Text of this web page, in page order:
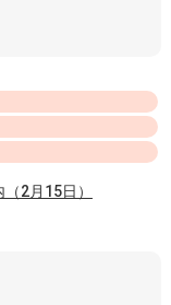
2月15日）